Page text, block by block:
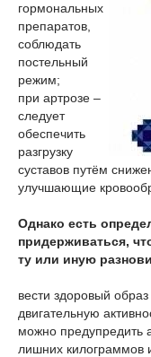
гормональных
препаратов,
соблюдать
постельный
режим;
при артрозе –
следует
обеспечить
разгрузку
суставов путём
улучшающие
Однако есть
придерживаться,
ту или иную
вести здоровый
двигательную
можно предупредить
лишних килограммов